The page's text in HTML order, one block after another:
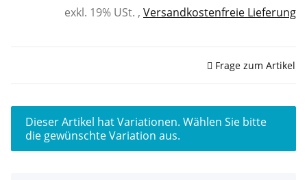
exkl. 19% USt. , Versandkostenfreie Lieferung
Frage zum Artikel
x
Dieser Artikel hat Variationen. Wählen Sie bitte
die gewünschte Variation aus.